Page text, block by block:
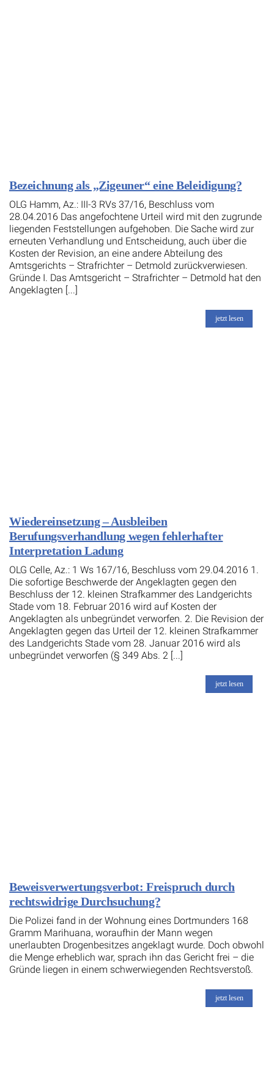
Bezeichnung als „Zigeuner“ eine Beleidigung?
OLG Hamm, Az.: III-3 RVs 37/16, Beschluss vom
28.04.2016 Das angefochtene Urteil wird mit den zugrunde
liegenden Feststellungen aufgehoben. Die Sache wird zur
erneuten Verhandlung und Entscheidung, auch über die
Kosten der Revision, an eine andere Abteilung des
Amtsgerichts – Strafrichter – Detmold zurückverwiesen.
Gründe I. Das Amtsgericht – Strafrichter – Detmold hat den
Angeklagten [...]
jetzt lesen
Wiedereinsetzung – Ausbleiben
Berufungsverhandlung wegen fehlerhafter
Interpretation Ladung
OLG Celle, Az.: 1 Ws 167/16, Beschluss vom 29.04.2016 1.
Die sofortige Beschwerde der Angeklagten gegen den
Beschluss der 12. kleinen Strafkammer des Landgerichts
Stade vom 18. Februar 2016 wird auf Kosten der
Angeklagten als unbegründet verworfen. 2. Die Revision der
Angeklagten gegen das Urteil der 12. kleinen Strafkammer
des Landgerichts Stade vom 28. Januar 2016 wird als
unbegründet verworfen (§ 349 Abs. 2 [...]
jetzt lesen
Beweisverwertungsverbot: Freispruch durch
rechtswidrige Durchsuchung?
Die Polizei fand in der Wohnung eines Dortmunders 168
Gramm Marihuana, woraufhin der Mann wegen
unerlaubten Drogenbesitzes angeklagt wurde. Doch obwohl
die Menge erheblich war, sprach ihn das Gericht frei – die
Gründe liegen in einem schwerwiegenden Rechtsverstoß.
jetzt lesen